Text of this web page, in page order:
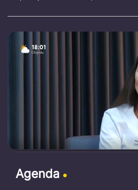
Agenda